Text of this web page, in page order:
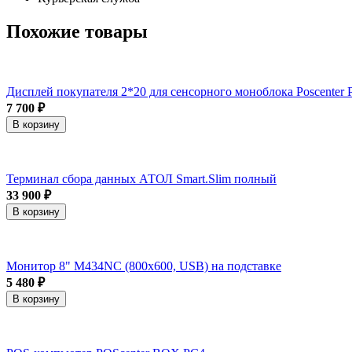
Похожие товары
Дисплей покупателя 2*20 для сенсорного моноблока Poscenter
7 700 ₽
В корзину
Терминал сбора данных АТОЛ Smart.Slim полный
33 900 ₽
В корзину
Монитор 8" M434NC (800x600, USB) на подставке
5 480 ₽
В корзину